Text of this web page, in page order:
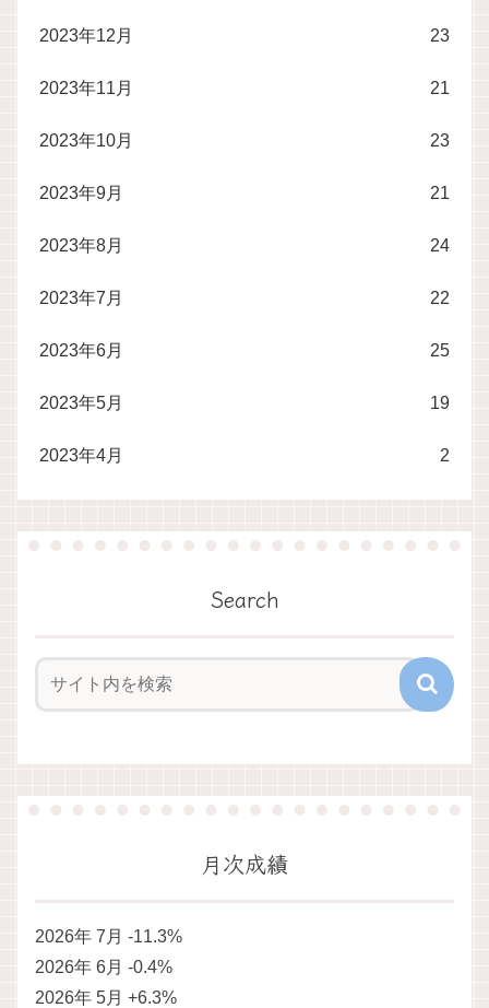
2023年12月 23
2023年11月 21
2023年10月 23
2023年9月 21
2023年8月 24
2023年7月 22
2023年6月 25
2023年5月 19
2023年4月 2
Search
月次成績
2026年 7月 -11.3%
2026年 6月 -0.4%
2026年 5月 +6.3%